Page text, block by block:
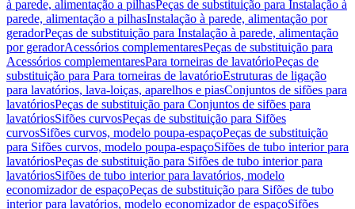
à parede, alimentação a pilhasPeças de substituição para Instalação à
parede, alimentação a pilhasInstalação à parede, alimentação por
geradorPeças de substituição para Instalação à parede, alimentação
por geradorAcessórios complementaresPeças de substituição para
Acessórios complementaresPara torneiras de lavatórioPeças de
substituição para Para torneiras de lavatórioEstruturas de ligação
para lavatórios, lava-loiças, aparelhos e piasConjuntos de sifões para
lavatóriosPeças de substituição para Conjuntos de sifões para
lavatóriosSifões curvosPeças de substituição para Sifões
curvosSifões curvos, modelo poupa-espaçoPeças de substituição
para Sifões curvos, modelo poupa-espaçoSifões de tubo interior para
lavatóriosPeças de substituição para Sifões de tubo interior para
lavatóriosSifões de tubo interior para lavatórios, modelo
economizador de espaçoPeças de substituição para Sifões de tubo
interior para lavatórios, modelo economizador de espaçoSifões